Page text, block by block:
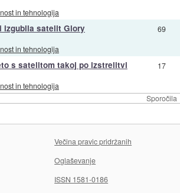
Sporočila
in tehnologija
izgubila satelit Glory
in tehnologija
69
s satelitom takoj po izstrelitvi
in tehnologija
17
Večina pravic pridržanih
Oglaševanje
ISSN 1581-0186